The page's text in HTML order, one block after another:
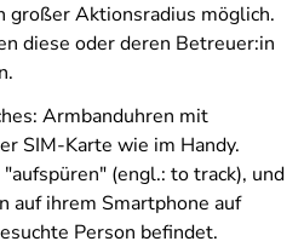
großer Aktionsradius möglich.
diese oder deren Betreuer:in
Armbanduhren mit
SIM-Karte wie im Handy.
(engl.: to track), und
auf ihrem Smartphone auf
Person befindet.